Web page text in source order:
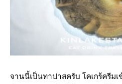
จานนี้เป็นทาปาสครับ โคเกร้ครี